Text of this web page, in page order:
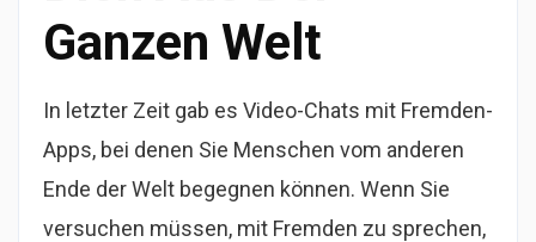
Ganzen Welt
In letzter Zeit gab es Video-Chats mit Fremden-
Apps, bei denen Sie Menschen vom anderen
Ende der Welt begegnen können. Wenn Sie
versuchen müssen, mit Fremden zu sprechen,